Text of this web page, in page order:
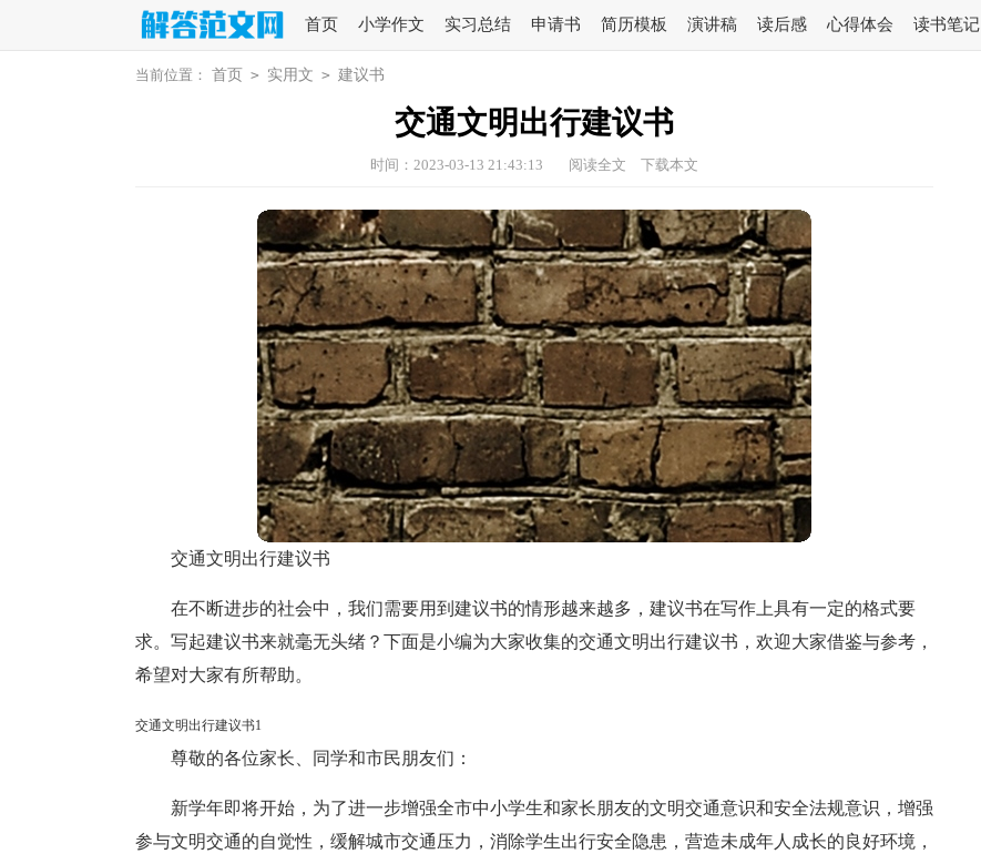
首页 小学作文 实习总结 申请书 简历模板 演讲稿 读后感 心得体会 读书笔记
当前位置： 首页 > 实用文 > 建议书
交通文明出行建议书
时间：2023-03-13 21:43:13 阅读全文 下载本文
交通文明出行建议书
在不断进步的社会中，我们需要用到建议书的情形越来越多，建议书在写作上具有一定的格式要
求。写起建议书来就毫无头绪？下面是小编为大家收集的交通文明出行建议书，欢迎大家借鉴与参考，
希望对大家有所帮助。
交通文明出行建议书1
尊敬的各位家长、同学和市民朋友们：
新学年即将开始，为了进一步增强全市中小学生和家长朋友的文明交通意识和安全法规意识，增强
参与文明交通的自觉性，缓解城市交通压力，消除学生出行安全隐患，营造未成年人成长的良好环境，